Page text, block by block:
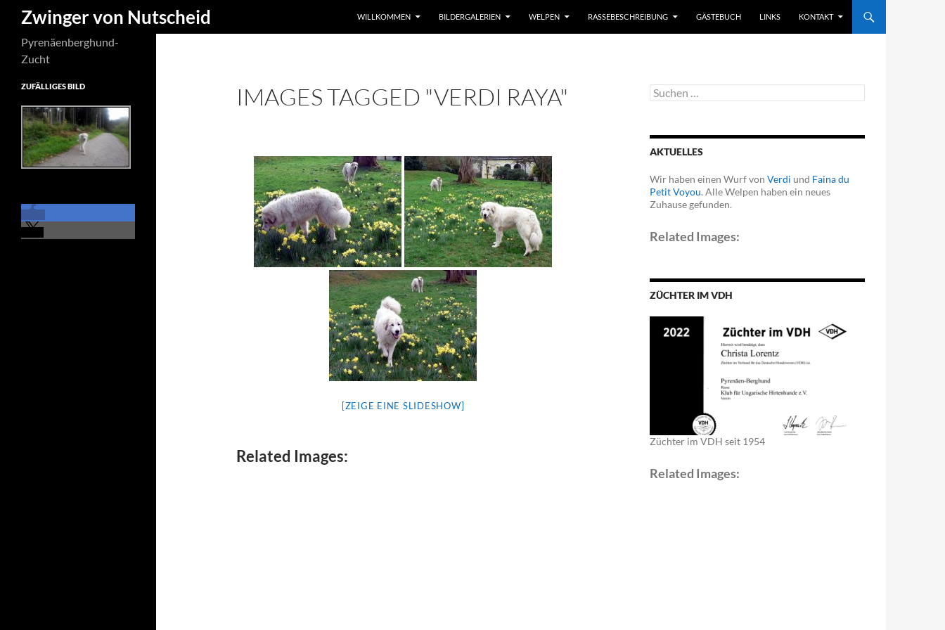
Inhalt
Zwinger von Nutscheid
Suchen
WILLKOMMEN BILDERGALERIEN WELPEN RASSEBESCHREIBUNG GÄSTEBUCH LINKS KONTAKT
IMAGES TAGGED "VERDI RAYA"
[ZEIGE EINE SLIDESHOW]
Related Images:
Suchen
nach:
AKTUELLES
Wir haben einen Wurf von Verdi und Faina du
Petit Voyou. Alle Welpen haben ein neues
Zuhause gefunden.
Related Images:
ZÜCHTER IM VDH
Züchter im VDH seit 1954
Related Images:
Pyrenäenberghund-
Zucht
ZUFÄLLIGES BILD